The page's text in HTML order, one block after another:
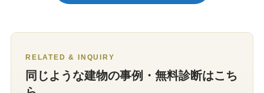
RELATED & INQUIRY
同じような建物の事例・無料診断はこち